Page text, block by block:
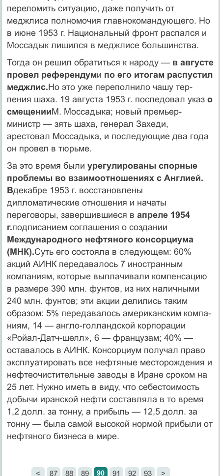
переломить ситуацию, даже получить от
меджлиса полномочия главнокомандующего. Но
в июне 1953 г. Национальный фронт распался и
Моссадык лишился в медж­лисе большинства.
Тогда он решил обратиться к народу — в августе
провел референдуми по его итогам распустил
меджлис.Но это уже переполнило чашу тер­
пения шаха. 19 августа 1953 г. последовал указ о
смещенииМ. Мосса­дыка; новый премьер-
министр — зять шаха, генерал Захеди,
арестовал Моссадыка, и последующие два года
он провел в тюрьме.
За это время были урегулированы спорные
проблемы во взаимоотно­шениях с Англией.
Вдекабре 1953 г. восстановлены
дипломатические от­ношения и начаты
переговоры, завершившиеся в апреле 1954
г.подпи­санием соглашения о создании
Международного нефтяного консорциума
(МНК).Суть его состояла в следующем: 60%
акций АИНК передава­лось 7 иностранным
компаниям, которые выплачивали компенсацию
в размере 390 млн. фунтов, из них наличными
240 млн. фунтов; эти ак­ции делились таким
образом: 5% передавалось американским компа­
ниям, 14 — англо-голландской корпорации
«Ройал-Датч-шелл», 6 — французам; 40% —
оставалось в АИНК. Консорциум получал право
эксплуатировать все нефтяные месторождения и
нефтеочистительные заводы в Иране сроком на
25 лет. Нужно иметь в виду, что себестои­мость
добычи иранской нефти составляла в то время
1,2 долл. за тонну, а прибыль — 12,5 долл. за
тонну — была самой высокой нормой прибы­ли от
нефтяного бизнеса в мире.
< 87 88 89 90 91 92 93 >